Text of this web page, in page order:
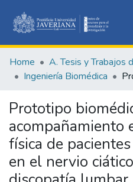
Home A. Tesis y Trabajos
Ingeniería Biomédica
Prototipo
acompañamiento
física de
en el nervio